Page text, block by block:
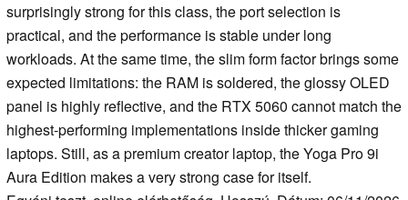
surprisingly strong for this class, the port selection is
practical, and the performance is stable under long
workloads. At the same time, the slim form factor brings some
expected limitations: the RAM is soldered, the glossy OLED
panel is highly reflective, and the RTX 5060 cannot match the
highest-performing implementations inside thicker gaming
laptops. Still, as a premium creator laptop, the Yoga Pro 9i
Aura Edition makes a very strong case for itself.